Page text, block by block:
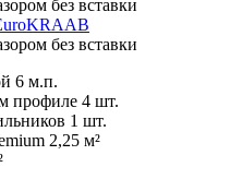
без вставки
без вставки
6 м.п.
профиле 4 шт.
1 шт.
2,25 м²